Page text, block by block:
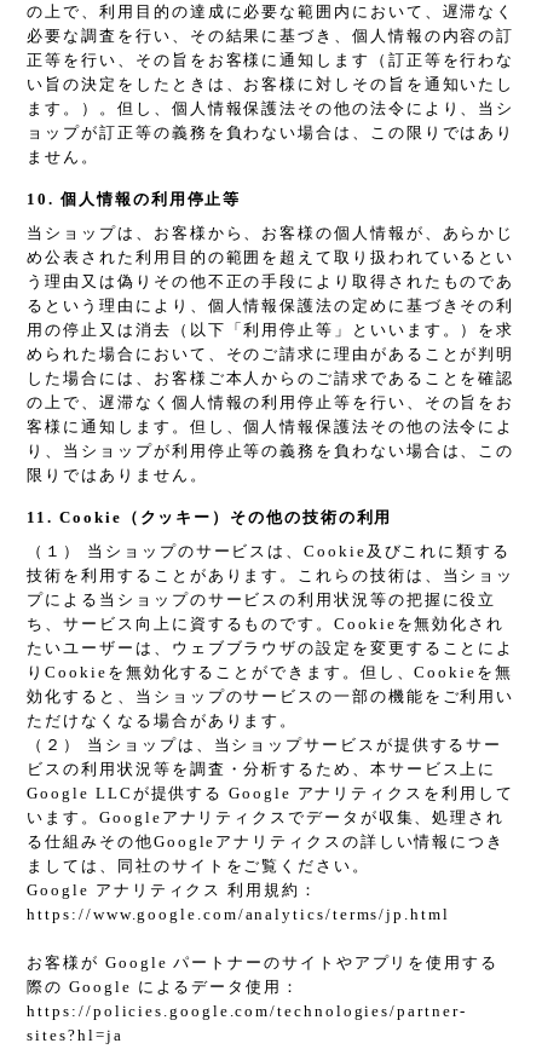
の上で、利用目的の達成に必要な範囲内において、遅滞なく
必要な調査を行い、その結果に基づき、個人情報の内容の訂
正等を行い、その旨をお客様に通知します（訂正等を行わな
い旨の決定をしたときは、お客様に対しその旨を通知いたし
ます。）。但し、個人情報保護法その他の法令により、当シ
ョップが訂正等の義務を負わない場合は、この限りではあり
ません。
10. 個人情報の利用停止等
当ショップは、お客様から、お客様の個人情報が、あらかじ
め公表された利用目的の範囲を超えて取り扱われているとい
う理由又は偽りその他不正の手段により取得されたものであ
るという理由により、個人情報保護法の定めに基づきその利
用の停止又は消去（以下「利用停止等」といいます。）を求
められた場合において、そのご請求に理由があることが判明
した場合には、お客様ご本人からのご請求であることを確認
の上で、遅滞なく個人情報の利用停止等を行い、その旨をお
客様に通知します。但し、個人情報保護法その他の法令によ
り、当ショップが利用停止等の義務を負わない場合は、この
限りではありません。
11. Cookie（クッキー）その他の技術の利用
（１） 当ショップのサービスは、Cookie及びこれに類する
技術を利用することがあります。これらの技術は、当ショッ
プによる当ショップのサービスの利用状況等の把握に役立
ち、サービス向上に資するものです。Cookieを無効化され
たいユーザーは、ウェブブラウザの設定を変更することによ
りCookieを無効化することができます。但し、Cookieを無
効化すると、当ショップのサービスの一部の機能をご利用い
ただけなくなる場合があります。
（２） 当ショップは、当ショップサービスが提供するサー
ビスの利用状況等を調査・分析するため、本サービス上に
Google LLCが提供する Google アナリティクスを利用して
います。Googleアナリティクスでデータが収集、処理され
る仕組みその他Googleアナリティクスの詳しい情報につき
ましては、同社のサイトをご覧ください。
Google アナリティクス 利用規約：
https://www.google.com/analytics/terms/jp.html
お客様が Google パートナーのサイトやアプリを使用する
際の Google によるデータ使用：
https://policies.google.com/technologies/partner-
sites?hl=ja